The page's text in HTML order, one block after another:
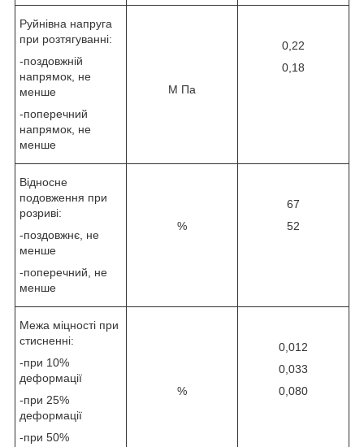
Руйнівна напруга
при розтягуванні:
-поздовжній
напрямок, не
менше
-поперечний
напрямок, не
менше
М Па
0,22
0,18
Відносне
подовження при
розриві:
-поздовжнє, не
менше
-поперечний, не
менше
%
67
52
Межа міцності при
стисненні:
-при 10%
деформації
-при 25%
деформації
-при 50%
%
0,012
0,033
0,080